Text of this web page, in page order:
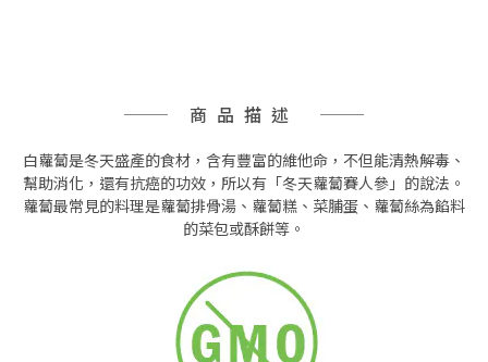
商品描述
白蘿蔔是冬天盛產的食材，含有豐富的維他命，不但能清熱解毒、
幫助消化，還有抗癌的功效，所以有「冬天蘿蔔賽人參」的說法。
蘿蔔最常見的料理是蘿蔔排骨湯、蘿蔔糕、菜脯蛋、蘿蔔絲為餡料
的菜包或酥餅等。